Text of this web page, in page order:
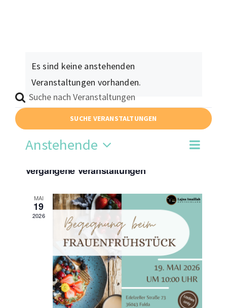
Es sind keine anstehenden
Veranstaltungen vorhanden.
Podiumsdiskussion
und
Suche
Bitte
Schlüsselwort
eingeben.
Suche
Veranstaltungen
Schlüsselwort.
SUCHE VERANSTALTUNGEN
Liste
Anstehende
wählen.
Vergangene Veranstaltungen
MAI
19
2026